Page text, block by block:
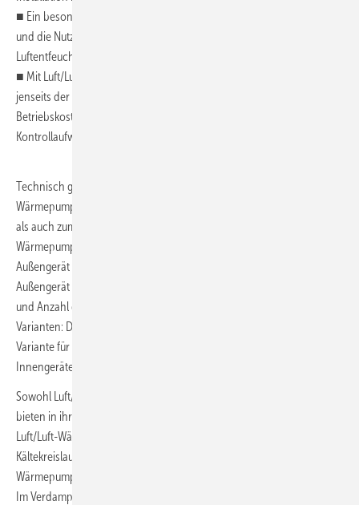
■ Ein besonderer Vorteil ist die Umschaltbarkeit in den Kühlbetrieb
und die Nutzung zum vollwertigen Klimatisieren inklusive
Luftentfeuchtung.
■ Mit Luft/Luft-Wärmepumpensystemen lassen sich im Neubau auch
jenseits der Anlagentechnik die Investitionskosten verringern. Die
Betriebskosten sinken durch einen geringeren Wartungs- und
Kontrollaufwand.
Technisch gesehen ist jede moderne Split-Klimaanlage eine Luft/Luft-
Wärmepumpe, die mittels eines Umschaltventils sowohl zum Kühlen
als auch zum Heizen eingesetzt werden kann. Eine Luft/Luft-
Wärmepumpe besteht – wie jedes Split-Klimagerät – aus einem
Außengerät und mindestens einem Innengerät. Dabei steht das
Außengerät immer außerhalb des Gebäudes. Je nach Anforderung
und Anzahl der zu heizenden oder zu kühlenden Räume gibt es zwei
Varianten: Die Singlesplit-Variante für einen Raum oder die Multisplit-
Variante für mehrere Räume oder große Räume mit mehreren
Innengeräten.
Sowohl Luft/Wasser-Wärmepumpen als auch Luft/Luft-Wärmepumpen
bieten in ihrem jeweiligen Einsatzbereich Vorteile. Die Technik von
Luft/Luft-Wärmepumpen basiert auf einem geschlossenen
Kältekreislauf – im Grunde genommen wie bei einem klassischen
Wärmepumpensystem, das die Wärmeenergie auf Wasser überträgt:
Im Verdampfer entzieht das Kältemittel der Außenluft Wärmeenergie.